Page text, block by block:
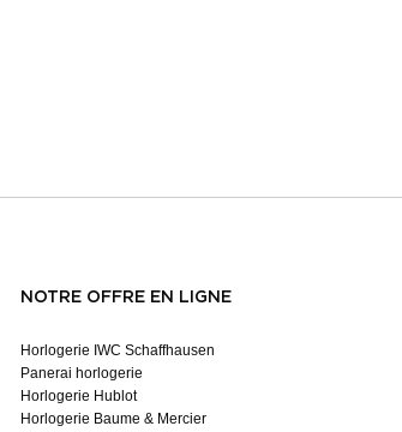
NOTRE OFFRE EN LIGNE
Horlogerie IWC Schaffhausen
Panerai horlogerie
Horlogerie Hublot
Horlogerie Baume & Mercier